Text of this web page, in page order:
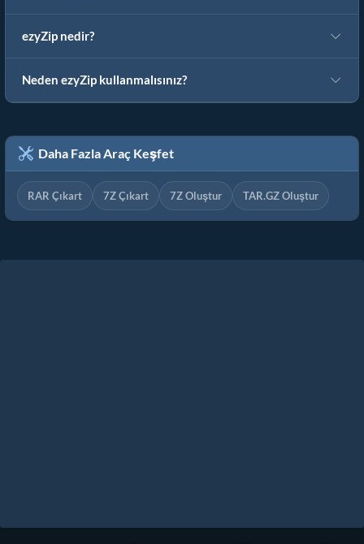
ezyZip nedir?
Neden ezyZip kullanmalısınız?
Daha Fazla Araç Keşfet
RAR Çıkart 7Z Çıkart 7Z Oluştur TAR.GZ Oluştur